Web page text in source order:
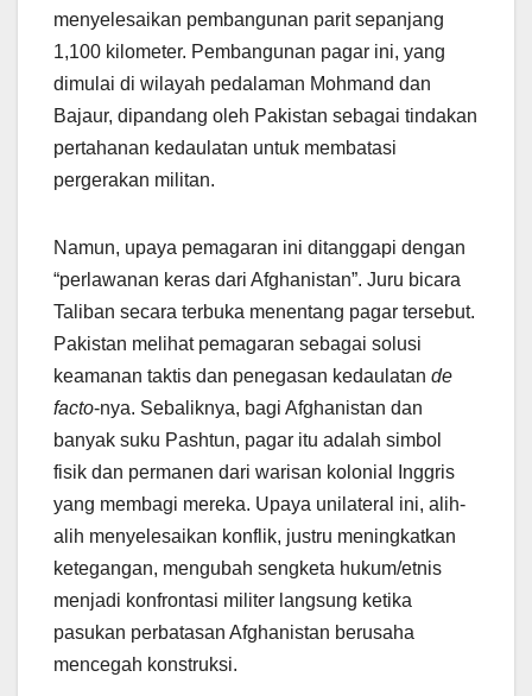
menyelesaikan pembangunan parit sepanjang
1,100 kilometer. Pembangunan pagar ini, yang
dimulai di wilayah pedalaman Mohmand dan
Bajaur, dipandang oleh Pakistan sebagai tindakan
pertahanan kedaulatan untuk membatasi
pergerakan militan.
Namun, upaya pemagaran ini ditanggapi dengan
“perlawanan keras dari Afghanistan”. Juru bicara
Taliban secara terbuka menentang pagar tersebut.
Pakistan melihat pemagaran sebagai solusi
keamanan taktis dan penegasan kedaulatan de
facto-nya. Sebaliknya, bagi Afghanistan dan
banyak suku Pashtun, pagar itu adalah simbol
fisik dan permanen dari warisan kolonial Inggris
yang membagi mereka. Upaya unilateral ini, alih-
alih menyelesaikan konflik, justru meningkatkan
ketegangan, mengubah sengketa hukum/etnis
menjadi konfrontasi militer langsung ketika
pasukan perbatasan Afghanistan berusaha
mencegah konstruksi.